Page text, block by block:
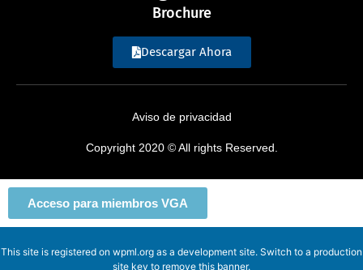
Brochure
Descargar Ahora
Aviso de privacidad
Copyright 2020 © All rights Reserved.
Acceso para miembros VGA
This site is registered on wpml.org as a development site. Switch to a production
site key to remove this banner.